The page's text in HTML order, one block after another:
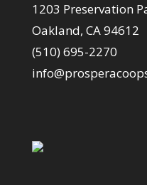
1203 Preservation
Oakland, CA 94612
(510) 695-2270